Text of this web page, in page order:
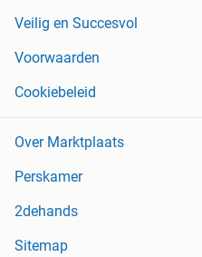
Veilig en Succesvol
Voorwaarden
Cookiebeleid
Over Marktplaats
Perskamer
2dehands
Sitemap